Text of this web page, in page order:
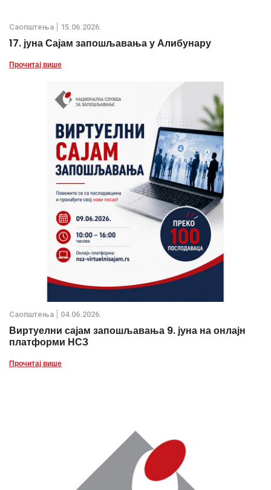
Саопштења 15.06.2026.
17. јуна Сајам запошљавања у Алибунару
Прочитај више
Саопштења 04.06.2026.
Виртуелни сајам запошљавања 9. јуна на онлајн
платформи НСЗ
Прочитај више